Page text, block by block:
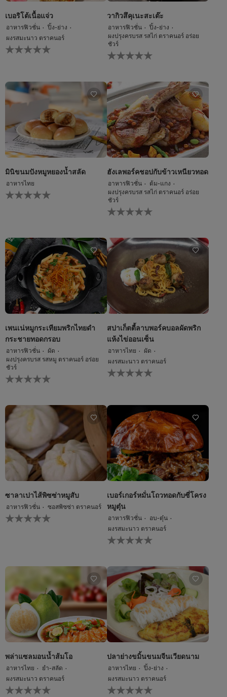
เบอริโต้เนื้อแจ่ว
อาหารฟิวชั่น
ปิ้ง-ย่าง
ผงรสมะนาว ตราคนอร์
ไม่มี
การ
สำหรับ
recipe
นี้
วากิวสึคุเนะสะเต๊ะ
อาหารฟิวชั่น
ปิ้ง-ย่าง
ผงปรุงครบรส รสไก่ ตราคนอร์ อร่อย
ชัวร์
ไม่มี
การ
สำหรับ
recipe
นี้
มินิขนมปังหมูหยองน้ำสลัด
อาหารไทย
ไม่มี
การ
recipe
นี้
ฮังเลพอร์คชอปกับข้าวเหนียวทอด
อาหารฟิวชั่น
ต้ม-แกง
ผงปรุงครบรส รสไก่ ตราคนอร์ อร่อย
ชัวร์
ไม่มี
การ
สำหรับ
recipe
เพนเน่หมูกระเทียมพริกไทยดำ
กระชายทอดกรอบ
อาหารฟิวชั่น
ผัด
ผงปรุงครบรส รสหมู ตราคนอร์ อร่อย
ชัวร์
ไม่มี
การ
สำหรับ
recipe
สปาเก็ตตี้ลาบพอร์คบอลผัดพริก
แห้งไข่ออนเซ็น
อาหารไทย
ผัด
ผงรสมะนาว ตราคนอร์
ไม่มี
การ
สำหรับ
recipe
ซาลาเปาไส้พิซซ่าหมูสับ
อาหารฟิวชั่น ซอสพิซซ่า ตราคนอร์
ไม่มี
การ
นี้
เบอร์เกอร์หมั่นโถวทอดกับซี่โครง
หมูตุ๋น
อาหารฟิวชั่น
อบ-ตุ๋น
ผงรสมะนาว ตราคนอร์
ไม่มี
การ
สำหรับ
recipe
นี้
พล่าแซลมอนน้ำส้มโอ
อาหารไทย
ยำ-สลัด
ผงรสมะนาว ตราคนอร์
ไม่มี
การ
ปลาย่างขมิ้นขนมจีนเวียดนาม
อาหารไทย
ปิ้ง-ย่าง
ผงรสมะนาว ตราคนอร์
ไม่มี
การ